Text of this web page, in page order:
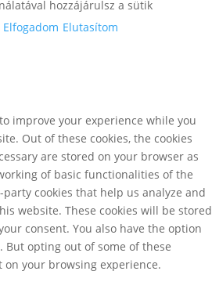
hozzájárulsz a sütik
Elfogadom Elutasítom
improve your experience while you
Out of these cookies, the cookies
are stored on your browser as
of basic functionalities of the
cookies that help us analyze and
website. These cookies will be stored
consent. You also have the option
But opting out of some of these
on your browsing experience.